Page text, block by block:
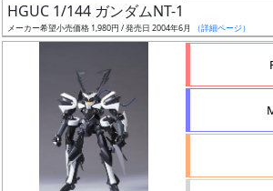
売
切
HGUC 1/144 ガンダムNT-1
メーカー希望小売価格 1,980円 / 発売日 2004年6月 （詳細ページ）